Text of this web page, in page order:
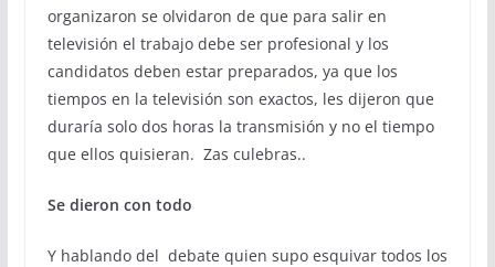
organizaron se olvidaron de que para salir en
televisión el trabajo debe ser profesional y los
candidatos deben estar preparados, ya que los
tiempos en la televisión son exactos, les dijeron que
duraría solo dos horas la transmisión y no el tiempo
que ellos quisieran. Zas culebras..
Se dieron con todo
Y hablando del debate quien supo esquivar todos los